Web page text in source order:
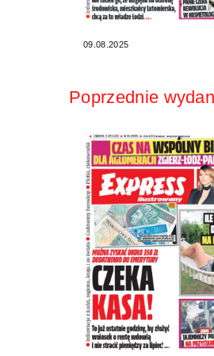
09.08.2025
Poprzednie